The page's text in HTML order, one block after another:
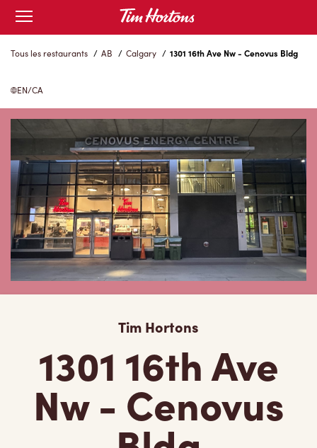
Skip
Content
Open
mobile
menu
Tous les restaurants / AB / Calgary / 1301 16th Ave Nw - Cenovus Bldg
EN/CA
Tim Hortons
1301 16th Ave
Nw - Cenovus